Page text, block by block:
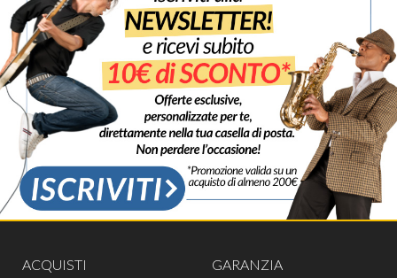
ACQUISTI GARANZIA